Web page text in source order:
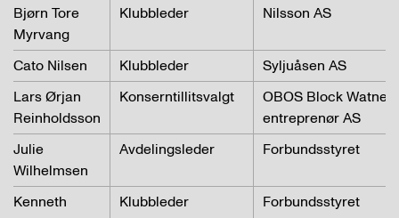
Bjørn Tore
Myrvang
Klubbleder Nilsson AS
Cato Nilsen Klubbleder
Syljuåsen AS
Lars Ørjan
Reinholdsson
Konserntillitsvalgt
OBOS Block Watne
entreprenør AS
Julie
Wilhelmsen
Avdelingsleder Forbundsstyret
Kenneth
Klubbleder Forbundsstyret